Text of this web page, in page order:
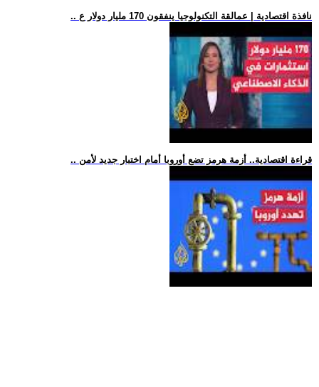
.. نافذة اقتصادية | عمالقة التكنولوجيا ينفقون 170 مليار دولار ع
.. قراءة اقتصادية.. أزمة هرمز تضع أوروبا أمام اختبار جديد لأمن